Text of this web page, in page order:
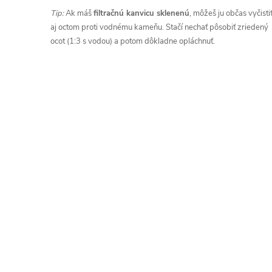
Tip:Ak mášfiltračnú kanvicu sklenenú, môžeš ju občas vyčistiť
aj octom proti vodnému kameňu. Stačí nechať pôsobiť zriedený
ocot (1:3 s vodou) a potom dôkladne opláchnuť.